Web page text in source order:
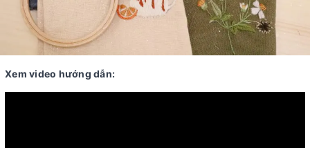
Xem video hướng dẫn: